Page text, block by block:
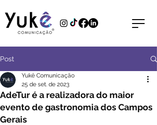
Post
AdeTur é a realizadora do maior
evento de gastronomia dos Campos
Gerais
Yukê Comunicação
25 de set. de 2023